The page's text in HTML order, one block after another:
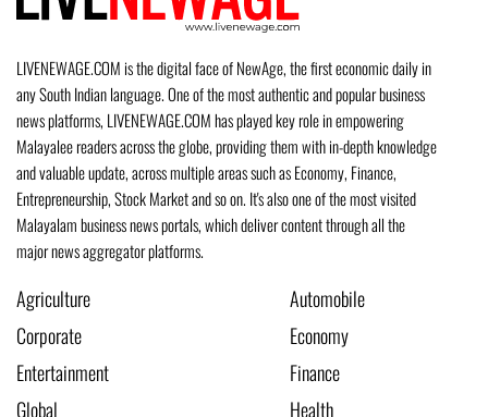
LIVENEWAGE.COM is the digital face of NewAge, the first economic daily in
any South Indian language. One of the most authentic and popular business
news platforms, LIVENEWAGE.COM has played key role in empowering
Malayalee readers across the globe, providing them with in-depth knowledge
and valuable update, across multiple areas such as Economy, Finance,
Entrepreneurship, Stock Market and so on. It's also one of the most visited
Malayalam business news portals, which deliver content through all the
major news aggregator platforms.
Agriculture
Automobile
Corporate
Economy
Entertainment
Finance
Global
Health